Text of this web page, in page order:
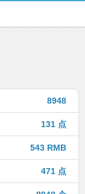
8948
131 点
543 RMB
471 点